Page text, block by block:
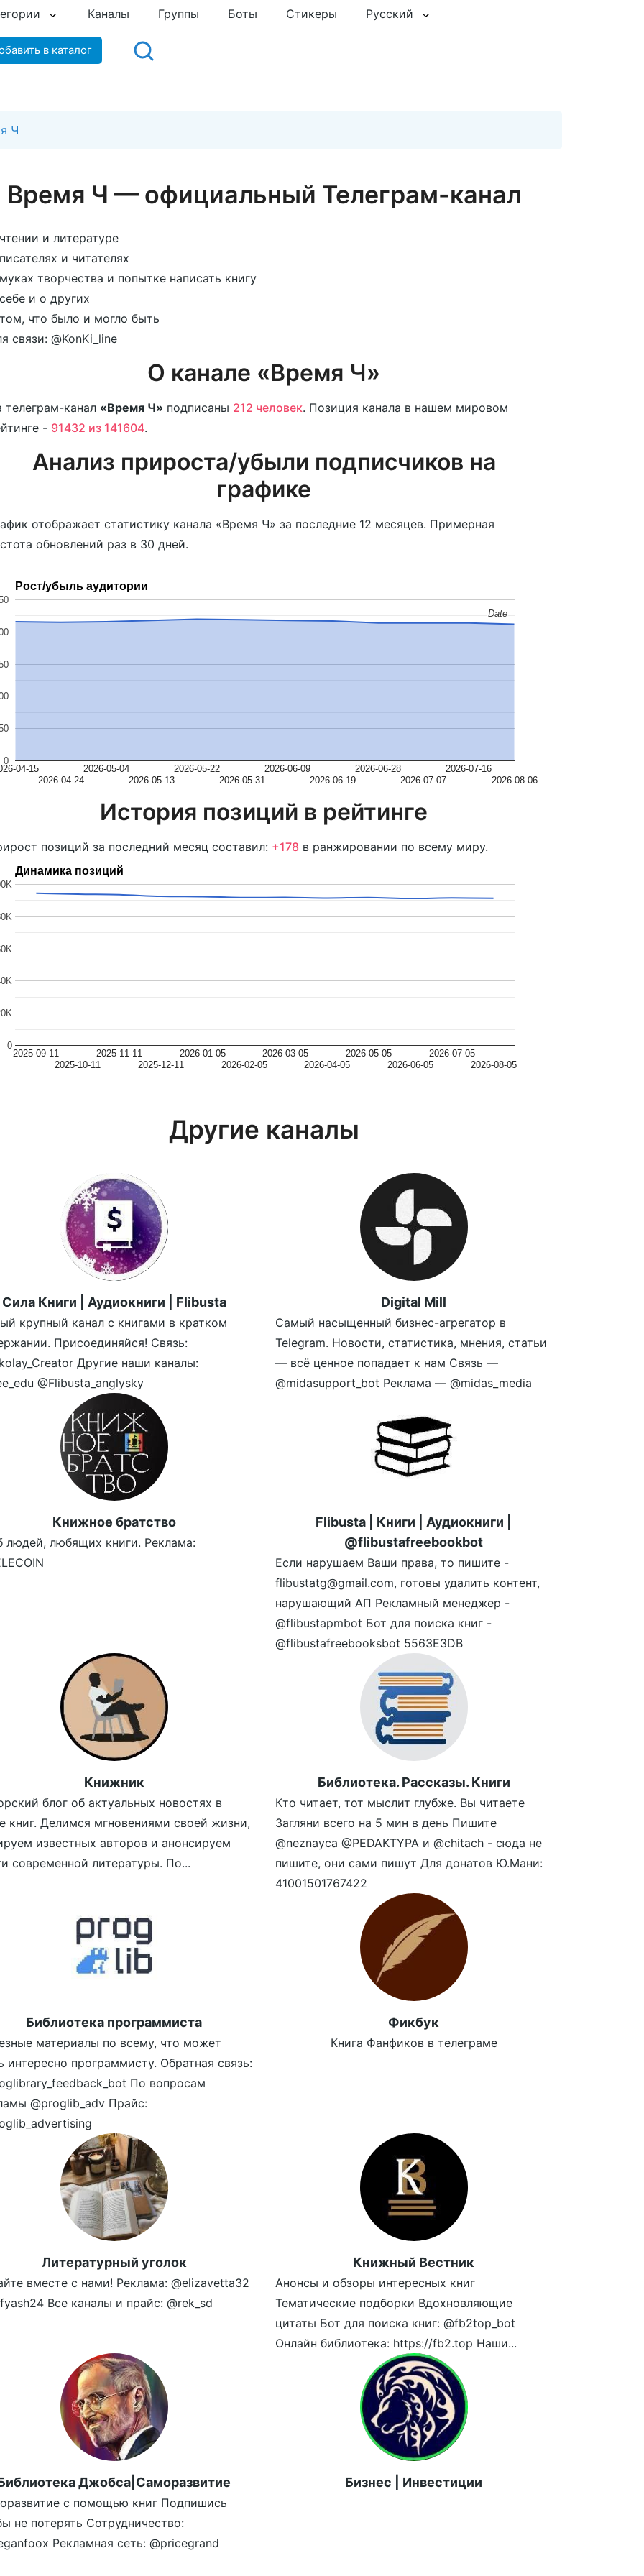
Каналы Группы Боты Стикеры Русский
в каталог
Ч
Время Ч — официальный Телеграм-канал
и литературе
и читателях
творчества и попытке написать книгу
и о других
что было и могло быть
связи: @KonKi_line
О канале «Время Ч»
телеграм-канал «Время Ч» подписаны 212 человек. Позиция канала в нашем мировом
- 91432 из 141604.
Анализ прироста/убыли подписчиков на
графике
отображает статистику канала «Время Ч» за последние 12 месяцев. Примерная
обновлений раз в 30 дней.
Рост/убыль аудитории
04-15
2026-04-24
2026-05-04
2026-05-13
2026-05-22
2026-05-31
2026-06-09
2026-06-19
2026-06-28
2026-07-07
2026-07-16
2026-08-06
0
Date
Date
История позиций в рейтинге
позиций за последний месяц составил: +178 в ранжировании по всему миру.
Динамика позиций
2025-09-11
2025-10-11
2025-11-11
2025-12-11
2026-01-05
2026-02-05
2026-03-05
2026-04-05
2026-05-05
2026-06-05
2026-07-05
2026-08-05
0
Другие каналы
Сила Книги | Аудиокниги | Flibusta
крупный канал с книгами в кратком
Присоединяйся! Связь:
Другие наши каналы:
@Flibusta_anglysky
Digital Mill
Самый насыщенный бизнес-агрегатор в
Telegram. Новости, статистика, мнения, статьи
— всё ценное попадает к нам Связь —
@midasupport_bot Реклама — @midas_media
Книжное братство
людей, любящих книги. Реклама:
Flibusta | Книги | Аудиокниги |
@flibustafreebookbot
Если нарушаем Ваши права, то пишите -
flibustatg@gmail.com, готовы удалить контент,
нарушающий АП Рекламный менеджер -
@flibustapmbot Бот для поиска книг -
@flibustafreebooksbot 5563E3DB
Книжник
блог об актуальных новостях в
книг. Делимся мгновениями своей жизни,
известных авторов и анонсируем
современной литературы. По...
Библиотека. Рассказы. Книги
Кто читает, тот мыслит глубже. Вы читаете
Загляни всего на 5 мин в день Пишите
@neznayca @PEDAKTYPA и @chitach - сюда не
пишите, они сами пишут Для донатов Ю.Мани:
41001501767422
Библиотека программиста
материалы по всему, что может
интересно программисту. Обратная связь:
По вопросам
@proglib_adv Прайс:
Фикбук
Книга Фанфиков в телеграме
Литературный уголок
вместе с нами! Реклама: @elizavetta32
Все каналы и прайс: @rek_sd
Книжный Вестник
Анонсы и обзоры интересных книг
Тематические подборки Вдохновляющие
цитаты Бот для поиска книг: @fb2top_bot
Онлайн библиотека: https://fb2.top Наши...
Джобса|Саморазвитие
с помощью книг Подпишись
не потерять Сотрудничество:
Рекламная сеть: @pricegrand
Бизнес | Инвестиции